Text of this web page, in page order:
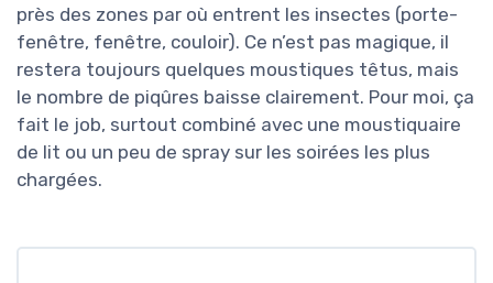
près des zones par où entrent les insectes (porte-
fenêtre, fenêtre, couloir). Ce n’est pas magique, il
restera toujours quelques moustiques têtus, mais
le nombre de piqûres baisse clairement. Pour moi, ça
fait le job, surtout combiné avec une moustiquaire
de lit ou un peu de spray sur les soirées les plus
chargées.